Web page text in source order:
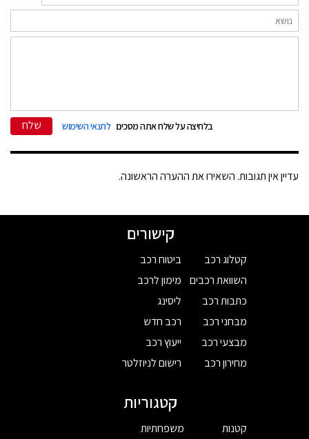
בלחיצה על שלח אתה מסכים לתנאי השימוש שלח
עדיין אין תגובות. השאירו את ההערה הראשונה.
קישורים
קטלוג רכב
השוואת רכבים
כתבות רכב
מבחני רכב
מבצעי רכב
מחירון רכב
ביטוח רכב
מימון לרכב
ליסינג
רכב חדש
ייעוץ רכב
רישום לניוזלטר
קטגוריות
קטנות
משפחתיות